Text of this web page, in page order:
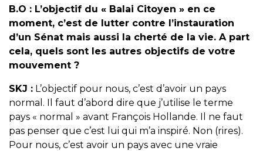
B.O : L’objectif du « Balai Citoyen » en ce
moment, c’est de lutter contre l’instauration
d’un Sénat mais aussi la cherté de la vie. A part
cela, quels sont les autres objectifs de votre
mouvement ?
SKJ : L’objectif pour nous, c’est d’avoir un pays
normal. Il faut d’abord dire que j’utilise le terme
pays « normal » avant François Hollande. Il ne faut
pas penser que c’est lui qui m’a inspiré. Non (rires).
Pour nous, c’est avoir un pays avec une vraie